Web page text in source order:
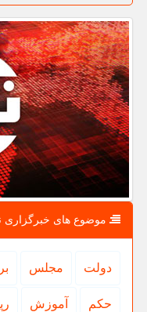
موضوع های خبرگزاری
دولت مجلس
حكم آموزش